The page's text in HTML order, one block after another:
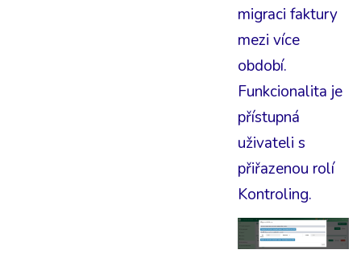
migraci faktury
mezi více
období.
Funkcionalita je
přístupná
uživateli s
přiřazenou rolí
Kontroling.